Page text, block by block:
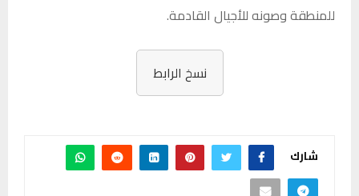
للمنطقة وصونه للأجيال القادمة.
نسخ الرابط
شارك